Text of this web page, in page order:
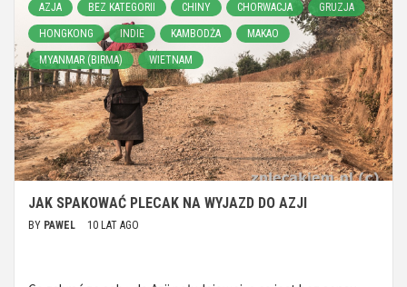
AZJA BEZ KATEGORII CHINY CHORWACJA GRUZJA
HONGKONG INDIE KAMBODŻA MAKAO
MYANMAR (BIRMA) WIETNAM
JAK SPAKOWAĆ PLECAK NA WYJAZD DO AZJI
BY PAWEL 10 LAT AGO